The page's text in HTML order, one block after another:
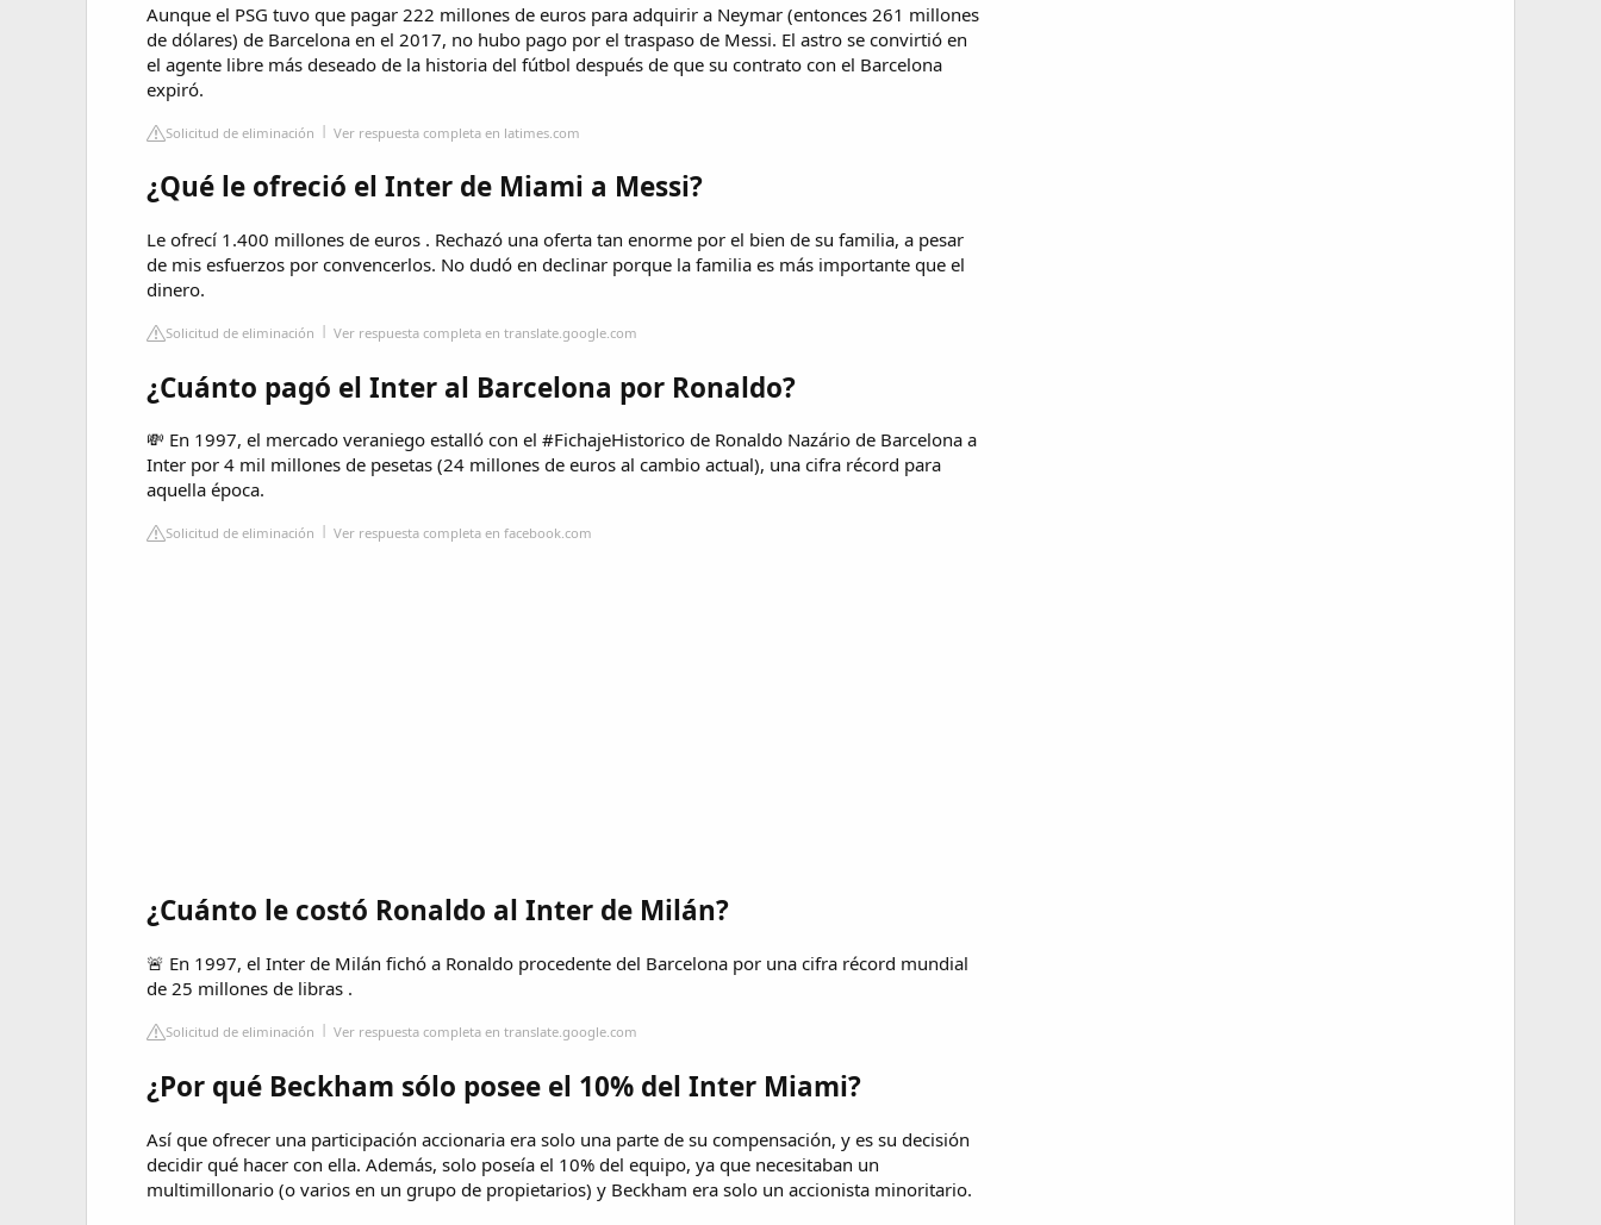
Aunque el PSG tuvo que pagar 222 millones de euros para adquirir a Neymar (entonces 261 millones
de dólares) de Barcelona en el 2017, no hubo pago por el traspaso de Messi. El astro se convirtió en
el agente libre más deseado de la historia del fútbol después de que su contrato con el Barcelona
expiró.
Solicitud de eliminación Ver respuesta completa en latimes.com
¿Qué le ofreció el Inter de Miami a Messi?
Le ofrecí 1.400 millones de euros . Rechazó una oferta tan enorme por el bien de su familia, a pesar
de mis esfuerzos por convencerlos. No dudó en declinar porque la familia es más importante que el
dinero.
Solicitud de eliminación Ver respuesta completa en translate.google.com
¿Cuánto pagó el Inter al Barcelona por Ronaldo?
💸 En 1997, el mercado veraniego estalló con el #FichajeHistorico de Ronaldo Nazário de Barcelona a
Inter por 4 mil millones de pesetas (24 millones de euros al cambio actual), una cifra récord para
aquella época.
Solicitud de eliminación Ver respuesta completa en facebook.com
¿Cuánto le costó Ronaldo al Inter de Milán?
🚨 En 1997, el Inter de Milán fichó a Ronaldo procedente del Barcelona por una cifra récord mundial
de 25 millones de libras .
Solicitud de eliminación Ver respuesta completa en translate.google.com
¿Por qué Beckham sólo posee el 10% del Inter Miami?
Así que ofrecer una participación accionaria era solo una parte de su compensación, y es su decisión
decidir qué hacer con ella. Además, solo poseía el 10% del equipo, ya que necesitaban un
multimillonario (o varios en un grupo de propietarios) y Beckham era solo un accionista minoritario.